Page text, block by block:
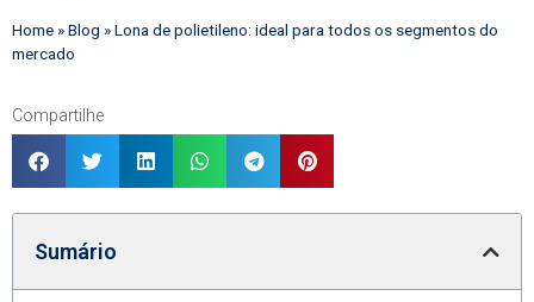
Home »Blog »Lona de polietileno: ideal para todos os segmentos do
mercado
Compartilhe
Sumário